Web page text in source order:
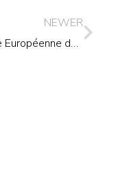
NEWER
Semaine Européenne de la Vaccination